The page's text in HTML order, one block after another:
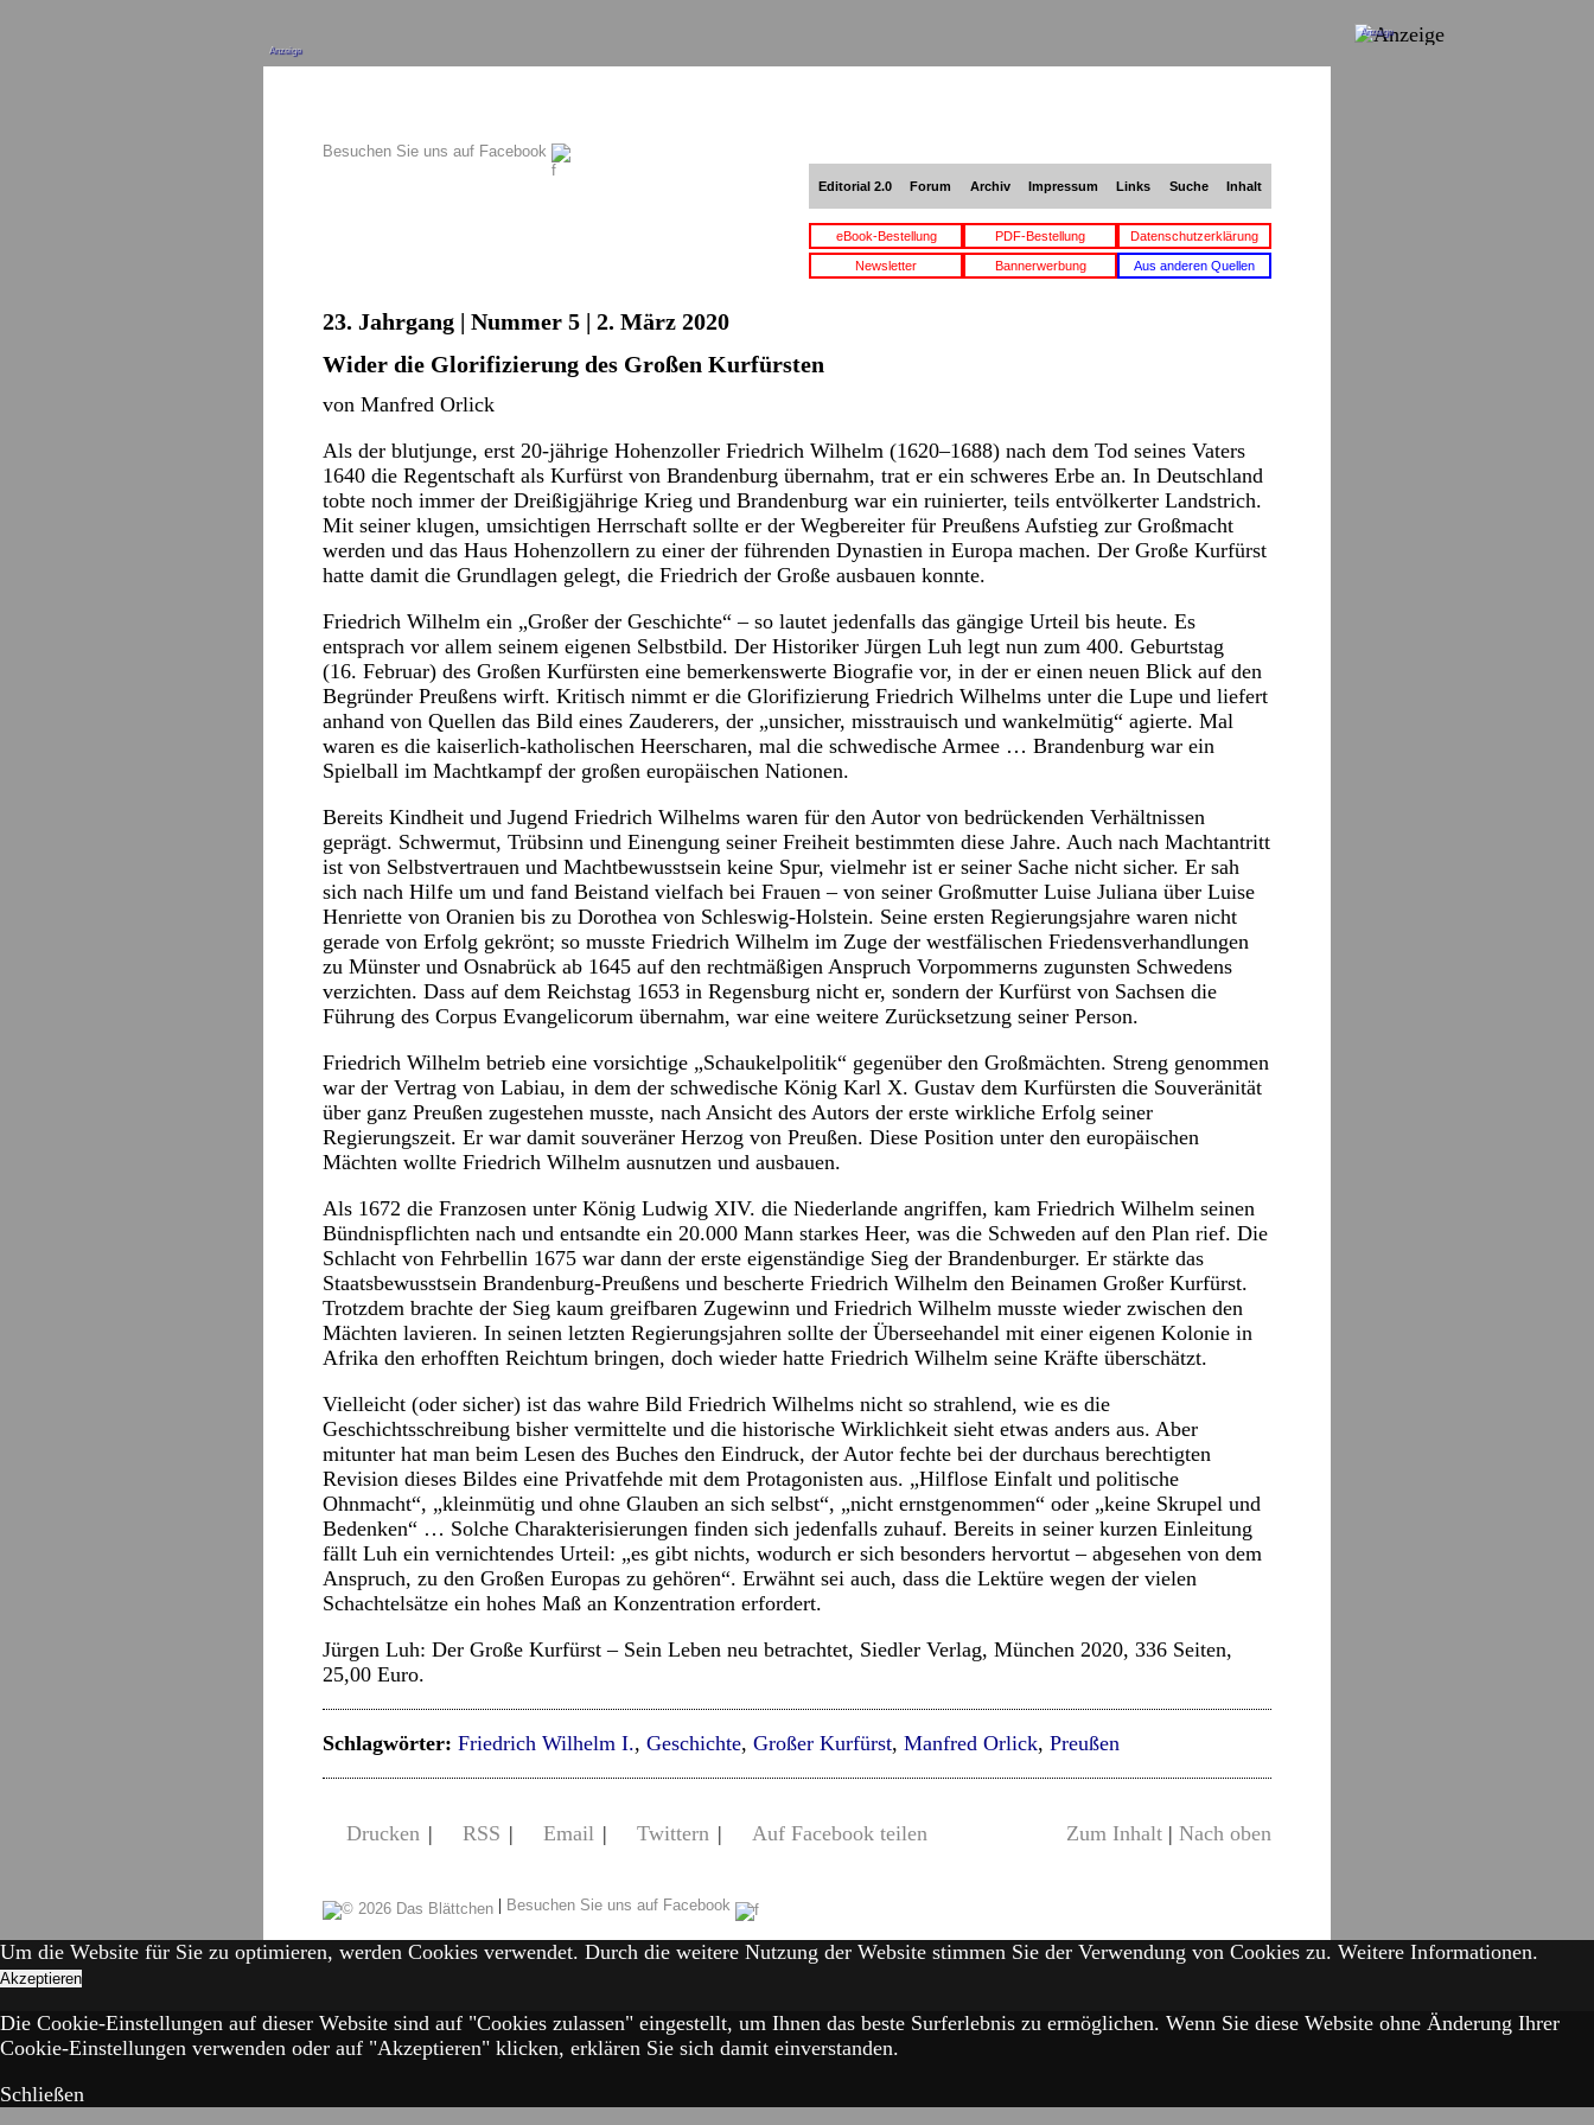
Anzeige
Besuchen Sie uns auf Facebook
Editorial 2.0 Forum Archiv Impressum Links Suche Inhalt
eBook-Bestellung PDF-Bestellung Datenschutzerklärung
Newsletter Bannerwerbung Aus anderen Quellen
23. Jahrgang | Nummer 5 | 2. März 2020
Wider die Glorifizierung des Großen Kurfürsten
von Manfred Orlick
Als der blutjunge, erst 20-jährige Hohenzoller Friedrich Wilhelm (1620–1688) nach dem Tod seines Vaters
1640 die Regentschaft als Kurfürst von Brandenburg übernahm, trat er ein schweres Erbe an. In Deutschland
tobte noch immer der Dreißigjährige Krieg und Brandenburg war ein ruinierter, teils entvölkerter Landstrich.
Mit seiner klugen, umsichtigen Herrschaft sollte er der Wegbereiter für Preußens Aufstieg zur Großmacht
werden und das Haus Hohenzollern zu einer der führenden Dynastien in Europa machen. Der Große Kurfürst
hatte damit die Grundlagen gelegt, die Friedrich der Große ausbauen konnte.
Friedrich Wilhelm ein „Großer der Geschichte“ – so lautet jedenfalls das gängige Urteil bis heute. Es
entsprach vor allem seinem eigenen Selbstbild. Der Historiker Jürgen Luh legt nun zum 400. Geburtstag
(16. Februar) des Großen Kurfürsten eine bemerkenswerte Biografie vor, in der er einen neuen Blick auf den
Begründer Preußens wirft. Kritisch nimmt er die Glorifizierung Friedrich Wilhelms unter die Lupe und liefert
anhand von Quellen das Bild eines Zauderers, der „unsicher, misstrauisch und wankelmütig“ agierte. Mal
waren es die kaiserlich-katholischen Heerscharen, mal die schwedische Armee … Brandenburg war ein
Spielball im Machtkampf der großen europäischen Nationen.
Bereits Kindheit und Jugend Friedrich Wilhelms waren für den Autor von bedrückenden Verhältnissen
geprägt. Schwermut, Trübsinn und Einengung seiner Freiheit bestimmten diese Jahre. Auch nach Machtantritt
ist von Selbstvertrauen und Machtbewusstsein keine Spur, vielmehr ist er seiner Sache nicht sicher. Er sah
sich nach Hilfe um und fand Beistand vielfach bei Frauen – von seiner Großmutter Luise Juliana über Luise
Henriette von Oranien bis zu Dorothea von Schleswig-Holstein. Seine ersten Regierungsjahre waren nicht
gerade von Erfolg gekrönt; so musste Friedrich Wilhelm im Zuge der westfälischen Friedensverhandlungen
zu Münster und Osnabrück ab 1645 auf den rechtmäßigen Anspruch Vorpommerns zugunsten Schwedens
verzichten. Dass auf dem Reichstag 1653 in Regensburg nicht er, sondern der Kurfürst von Sachsen die
Führung des Corpus Evangelicorum übernahm, war eine weitere Zurücksetzung seiner Person.
Friedrich Wilhelm betrieb eine vorsichtige „Schaukelpolitik“ gegenüber den Großmächten. Streng genommen
war der Vertrag von Labiau, in dem der schwedische König Karl X. Gustav dem Kurfürsten die Souveränität
über ganz Preußen zugestehen musste, nach Ansicht des Autors der erste wirkliche Erfolg seiner
Regierungszeit. Er war damit souveräner Herzog von Preußen. Diese Position unter den europäischen
Mächten wollte Friedrich Wilhelm ausnutzen und ausbauen.
Als 1672 die Franzosen unter König Ludwig XIV. die Niederlande angriffen, kam Friedrich Wilhelm seinen
Bündnispflichten nach und entsandte ein 20.000 Mann starkes Heer, was die Schweden auf den Plan rief. Die
Schlacht von Fehrbellin 1675 war dann der erste eigenständige Sieg der Brandenburger. Er stärkte das
Staatsbewusstsein Brandenburg-Preußens und bescherte Friedrich Wilhelm den Beinamen Großer Kurfürst.
Trotzdem brachte der Sieg kaum greifbaren Zugewinn und Friedrich Wilhelm musste wieder zwischen den
Mächten lavieren. In seinen letzten Regierungsjahren sollte der Überseehandel mit einer eigenen Kolonie in
Afrika den erhofften Reichtum bringen, doch wieder hatte Friedrich Wilhelm seine Kräfte überschätzt.
Vielleicht (oder sicher) ist das wahre Bild Friedrich Wilhelms nicht so strahlend, wie es die
Geschichtsschreibung bisher vermittelte und die historische Wirklichkeit sieht etwas anders aus. Aber
mitunter hat man beim Lesen des Buches den Eindruck, der Autor fechte bei der durchaus berechtigten
Revision dieses Bildes eine Privatfehde mit dem Protagonisten aus. „Hilflose Einfalt und politische
Ohnmacht“, „kleinmütig und ohne Glauben an sich selbst“, „nicht ernstgenommen“ oder „keine Skrupel und
Bedenken“ … Solche Charakterisierungen finden sich jedenfalls zuhauf. Bereits in seiner kurzen Einleitung
fällt Luh ein vernichtendes Urteil: „es gibt nichts, wodurch er sich besonders hervortut – abgesehen von dem
Anspruch, zu den Großen Europas zu gehören“. Erwähnt sei auch, dass die Lektüre wegen der vielen
Schachtelsätze ein hohes Maß an Konzentration erfordert.
Jürgen Luh: Der Große Kurfürst – Sein Leben neu betrachtet, Siedler Verlag, München 2020, 336 Seiten,
25,00 Euro.
Schlagwörter: Friedrich Wilhelm I., Geschichte, Großer Kurfürst, Manfred Orlick, Preußen
Drucken | RSS | Email | Twittern | Auf Facebook teilen Zum Inhalt | Nach oben
| Besuchen Sie uns auf Facebook
Anzeige
Um die Website für Sie zu optimieren, werden Cookies verwendet. Durch die weitere Nutzung der Website stimmen Sie der Verwendung von Cookies zu. Weitere Informationen.
Akzeptieren
Die Cookie-Einstellungen auf dieser Website sind auf "Cookies zulassen" eingestellt, um Ihnen das beste Surferlebnis zu ermöglichen. Wenn Sie diese Website ohne Änderung Ihrer
Cookie-Einstellungen verwenden oder auf "Akzeptieren" klicken, erklären Sie sich damit einverstanden.
Schließen